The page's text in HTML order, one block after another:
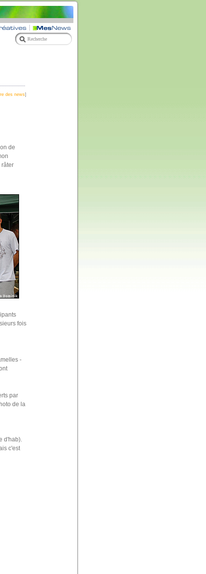
des news]
de
fois
-
par
de la
d'hab).
c'est